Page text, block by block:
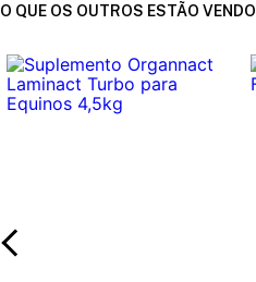
O QUE OS OUTROS ESTÃO VENDO